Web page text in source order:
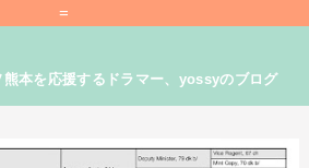
=
本を応援するドラマー、yossyのブログ